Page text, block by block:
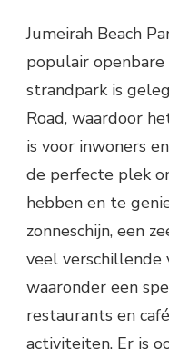
Jumeirah Beach
populair
strandpark is
Road, waardoor
is voor inwoners
de perfecte plek
hebben en te
zonneschijn, een
veel verschillende
waaronder een
restaurants en
activiteiten. Er is